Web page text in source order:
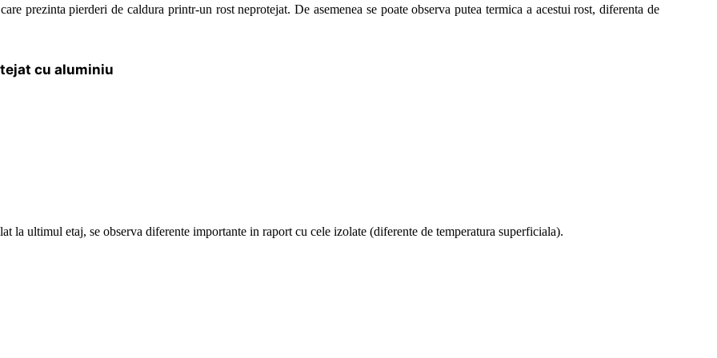
prezinta pierderi de caldura printr-un rost neprotejat. De asemenea se poate observa putea termica a acestui rost, diferenta de
la ultimul etaj, se observa diferente importante in raport cu cele izolate (diferente de temperatura superficiala).